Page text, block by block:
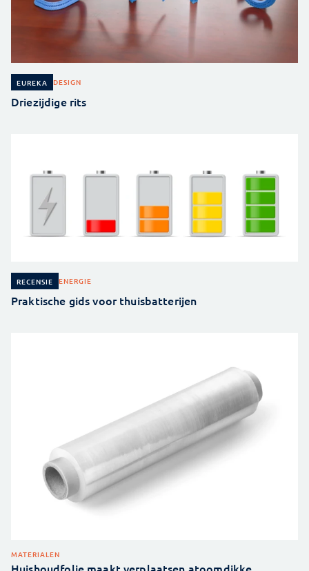
EUREKA DESIGN
Driezijdige rits
RECENSIE ENERGIE
Praktische gids voor thuisbatterijen
MATERIALEN